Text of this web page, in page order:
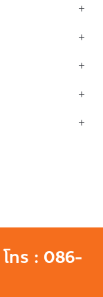
ทร : 086-